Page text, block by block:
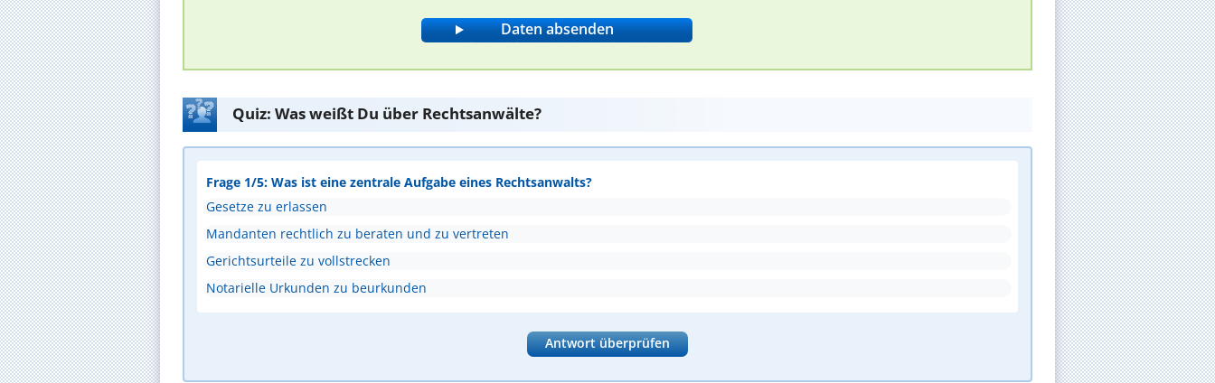
Quiz: Was weißt Du über Rechtsanwälte?
Frage 1/5: Was ist eine zentrale Aufgabe eines Rechtsanwalts?
Gesetze zu erlassen
Mandanten rechtlich zu beraten und zu vertreten
Gerichtsurteile zu vollstrecken
Notarielle Urkunden zu beurkunden
Antwort überprüfen